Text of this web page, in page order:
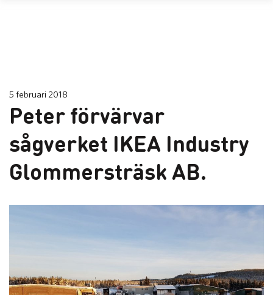
5 februari 2018
Peter förvärvar
sågverket IKEA Industry
Glommersträsk AB.